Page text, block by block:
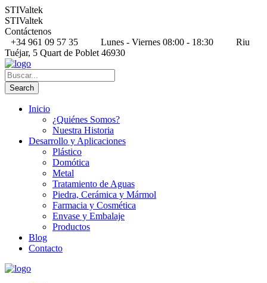
STIValtek
STIValtek
Contáctenos
+34 961 09 57 35
Lunes - Viernes 08:00 - 18:30
Riu
Tuéjar, 5 Quart de Poblet 46930
Inicio
¿Quiénes Somos?
Nuestra Historia
Desarrollo y Aplicaciones
Plástico
Domótica
Metal
Tratamiento de Aguas
Piedra, Cerámica y Mármol
Farmacia y Cosmética
Envase y Embalaje
Productos
Blog
Contacto